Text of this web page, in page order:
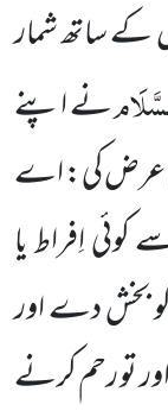
کے ساتھ شمار
نے اپنے
میں عرض کی: اے
اِفراط یا
کو بخش دے اور
تو رحم کرنے